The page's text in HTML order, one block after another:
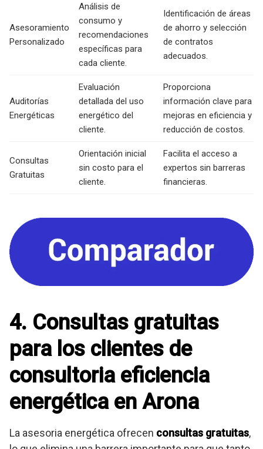
Asesoramiento
Personalizado
Análisis de
consumo y
recomendaciones
específicas para
cada cliente.
Identificación de áreas
de ahorro y selección
de contratos
adecuados.
Auditorías
Energéticas
Evaluación
detallada del uso
energético del
cliente.
Proporciona
información clave para
mejoras en eficiencia y
reducción de costos.
Consultas
Gratuitas
Orientación inicial
sin costo para el
cliente.
Facilita el acceso a
expertos sin barreras
financieras.
4. Consultas gratuitas
para los clientes de
consultoria eficiencia
energética en Arona
La asesoria energética ofrecen consultas gratuitas,